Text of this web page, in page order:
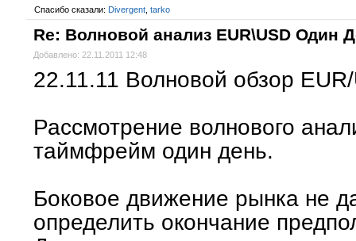
Спасибо сказали: Divergent tarko
Re: Волновой анализ EUR\USD Один
Добавлено: 22.11.2011 12:48
22.11.11 Волновой обзор
Рассмотрение волнового
таймфрейм один день.
Боковое движение рынка не
определить окончание